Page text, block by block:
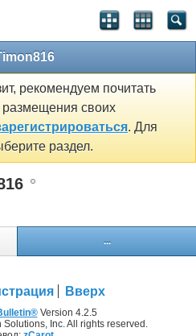
рекомендуем почитать
своих
. Для
раздел.
...
Вверх
Version 4.2.5
Inc. All rights reserved.